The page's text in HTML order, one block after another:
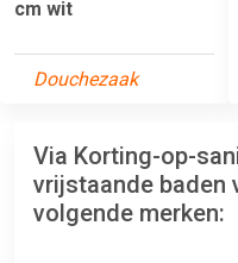
cm wit
Douchezaak
Via Korting-op-
vrijstaande baden
volgende merken: